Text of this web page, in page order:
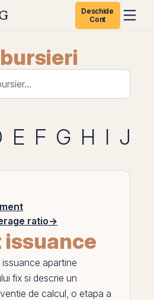
Deschide
Cont
E F G H I J
ratio→
apartine
fix si descrie un
de calcul, o etapa a